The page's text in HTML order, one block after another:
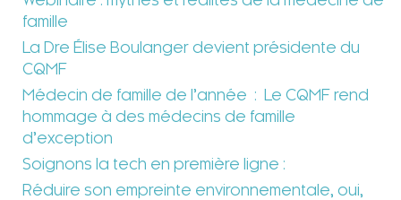
famille
La Dre Élise Boulanger devient présidente du
CQMF
Médecin de famille de l’année : Le CQMF rend
hommage à des médecins de famille
d’exception
Soignons la tech en première ligne :
Réduire son empreinte environnementale, oui,